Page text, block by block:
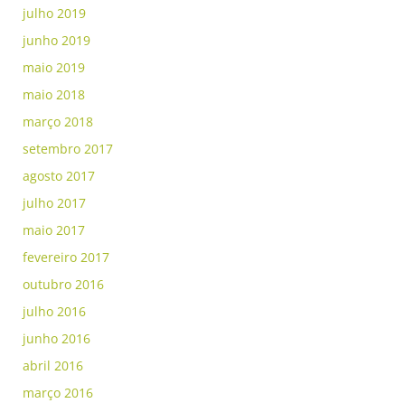
julho 2019
junho 2019
maio 2019
maio 2018
março 2018
setembro 2017
agosto 2017
julho 2017
maio 2017
fevereiro 2017
outubro 2016
julho 2016
junho 2016
abril 2016
março 2016